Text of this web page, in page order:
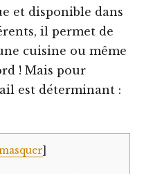
et disponible dans
il permet de
cuisine ou même
! Mais pour
est déterminant :